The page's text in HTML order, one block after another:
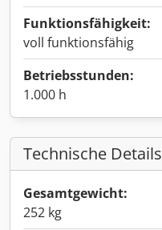
Funktionsfähigkeit:
voll funktionsfähig
Betriebsstunden:
1.000 h
Technische Details
Gesamtgewicht:
252 kg